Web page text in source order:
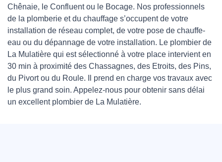
Chênaie, le Confluent ou le Bocage. Nos professionnels
de la plomberie et du chauffage s’occupent de votre
installation de réseau complet, de votre pose de chauffe-
eau ou du dépannage de votre installation. Le plombier de
La Mulatière qui est sélectionné à votre place intervient en
30 min à proximité des Chassagnes, des Etroits, des Pins,
du Pivort ou du Roule. Il prend en charge vos travaux avec
le plus grand soin. Appelez-nous pour obtenir sans délai
un excellent plombier de La Mulatière.